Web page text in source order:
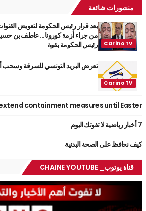
منشورات شائعة
بعد قرار رئيس الحكومة لتعويض
من جراء أزمة كورونا... عاطف بن
رئيس الحكومة بقوة
تعرض البريد التونسي للسرقة وسحب
containment measures until Easter
7 أخبار رياضية لا تفوتك اليوم
كيف نحافظ على الصحة البدنية
قناة يوتوب_ CHAÎNE YOUTUBE